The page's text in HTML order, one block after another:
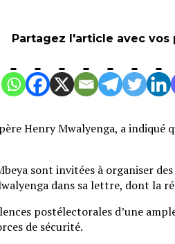
Partagez l'article avec vos
Henry Mwalyenga, a
sont invitées à organiser
dans sa lettre, dont la
postélectorales d’une
de sécurité.